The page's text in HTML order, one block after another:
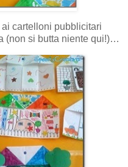
cartelloni pubblicitari
(non si butta niente qui!)…